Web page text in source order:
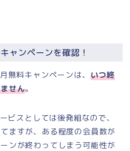
ャンペーンを確認！
無料キャンペーンは、 いつ終
せん。
ビスとしては後発組なので、
ますが、ある程度の会員数が
ンが終わってしまう可能性が